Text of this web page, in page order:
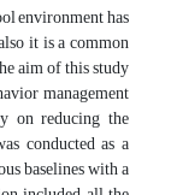
environment has
it is a common
aim of this study
management
on reducing the
conducted as a
baselines with a